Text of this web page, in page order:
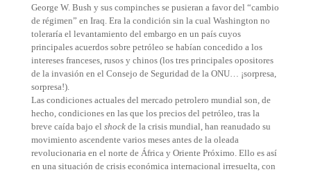
George W. Bush y sus compinches se pusieran a favor del “cambio
de régimen” en Iraq. Era la condición sin la cual Washington no
toleraría el levantamiento del embargo en un país cuyos
principales acuerdos sobre petróleo se habían concedido a los
intereses franceses, rusos y chinos (los tres principales opositores
de la invasión en el Consejo de Seguridad de la ONU… ¡sorpresa,
sorpresa!).
Las condiciones actuales del mercado petrolero mundial son, de
hecho, condiciones en las que los precios del petróleo, tras la
breve caída bajo el shock de la crisis mundial, han reanudado su
movimiento ascendente varios meses antes de la oleada
revolucionaria en el norte de África y Oriente Próximo. Ello es así
en una situación de crisis económica internacional irresuelta, con